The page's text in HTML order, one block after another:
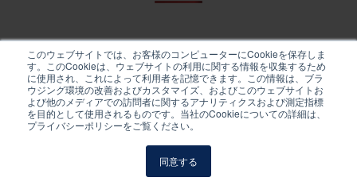
このウェブサイトでは、お客様のコンピューターにCookieを保存しま
す。このCookieは、ウェブサイトの利用に関する情報を収集するため
に使用され、これによって利用者を記憶できます。この情報は、ブラ
ウジング環境の改善およびカスタマイズ、およびこのウェブサイトお
よび他のメディアでの訪問者に関するアナリティクスおよび測定指標
を目的として使用されるものです。当社のCookieについての詳細は、
プライバシーポリシーをご覧ください。
同意する
U.S.
Ys and Partners, Inc.
5151 California Ave. Suite 100